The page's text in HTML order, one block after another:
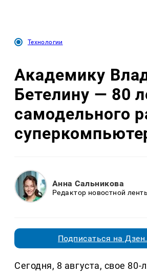
Технологии
Академику
Бетелину — 80
самодельного
Анна Сальникова
Редактор новостной
Подписаться на
Сегодня, 8 августа, свое 80-